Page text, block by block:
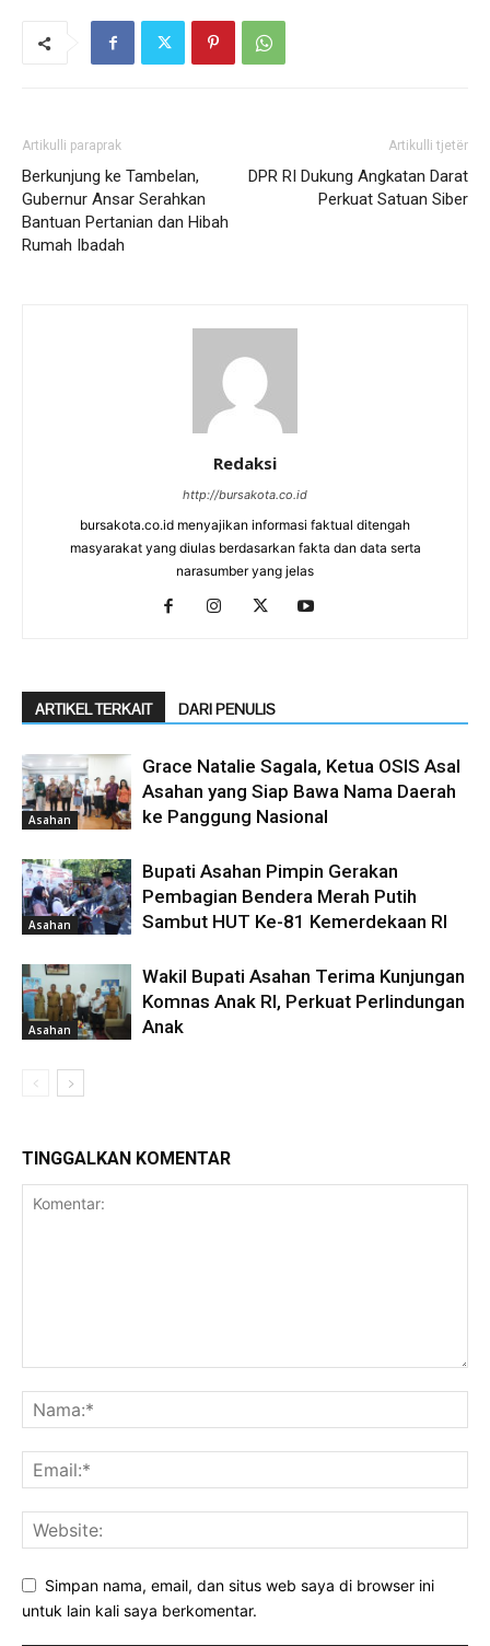
Artikulli paraprak
Berkunjung ke Tambelan,
Gubernur Ansar Serahkan
Bantuan Pertanian dan Hibah
Rumah Ibadah
Artikulli tjetër
DPR RI Dukung Angkatan Darat
Perkuat Satuan Siber
Redaksi
http://bursakota.co.id
bursakota.co.id menyajikan informasi faktual ditengah
masyarakat yang diulas berdasarkan fakta dan data serta
narasumber yang jelas
ARTIKEL TERKAIT DARI PENULIS
Asahan
Grace Natalie Sagala, Ketua OSIS Asal
Asahan yang Siap Bawa Nama Daerah
ke Panggung Nasional
Asahan
Bupati Asahan Pimpin Gerakan
Pembagian Bendera Merah Putih
Sambut HUT Ke-81 Kemerdekaan RI
Asahan
Wakil Bupati Asahan Terima Kunjungan
Komnas Anak RI, Perkuat Perlindungan
Anak
TINGGALKAN KOMENTAR
Simpan nama, email, dan situs web saya di browser ini
untuk lain kali saya berkomentar.